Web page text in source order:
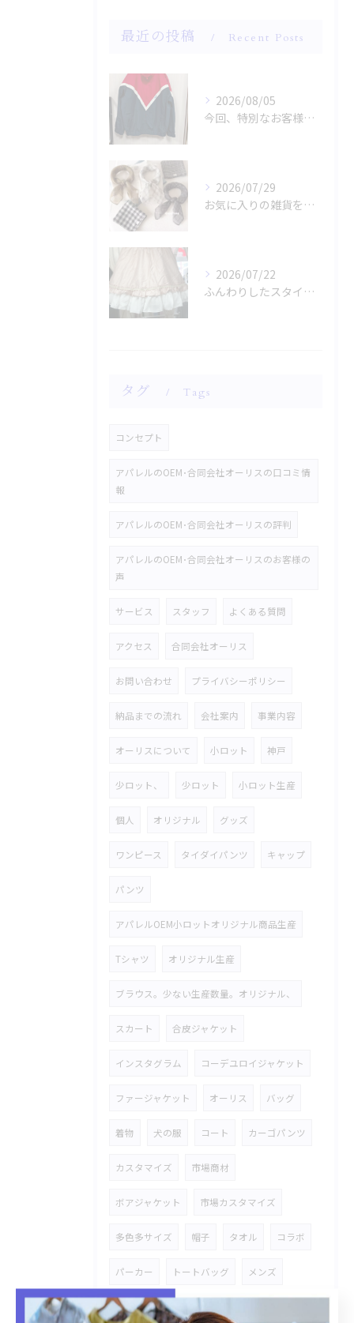
最近の投稿 Recent Posts
2026/08/05
今回、特別なお客様のためにファッションショー用のサンプルを手...
2026/07/29
お気に入りの雑貨をお探しですか？
2026/07/22
ふんわりしたスタイルに魅了されませんか？
タグ Tags
コンセプト
アパレルのOEM･合同会社オーリスの口コミ情
報
アパレルのOEM･合同会社オーリスの評判
アパレルのOEM･合同会社オーリスのお客様の
声
サービス スタッフ よくある質問
アクセス 合同会社オーリス
お問い合わせ プライバシーポリシー
納品までの流れ 会社案内 事業内容
オーリスについて 小ロット 神戸
少ロット、 少ロット 小ロット生産
個人 オリジナル グッズ
ワンピース タイダイパンツ キャップ
パンツ
アパレルOEM小ロットオリジナル商品生産
Tシャツ オリジナル生産
ブラウス。少ない生産数量。オリジナル、
スカート 合皮ジャケット
インスタグラム コーデユロイジャケット
ファージャケット オーリス バッグ
着物 犬の服 コート カーゴパンツ
カスタマイズ 市場商材
ボアジャケット 市場カスタマイズ
多色多サイズ 帽子 タオル コラボ
パーカー トートバッグ メンズ
スキニーパンツ